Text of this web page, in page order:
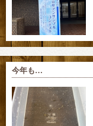
今年も…